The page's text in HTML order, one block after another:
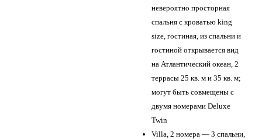
невероятно просторная
спальня с кроватью king
size, гостиная, из спальни и
гостиной открывается вид
на Атлантический океан, 2
террасы 25 кв. м и 35 кв. м;
могут быть совмещены с
двумя номерами Deluxe
Twin
Villa, 2 номера — 3 спальни,